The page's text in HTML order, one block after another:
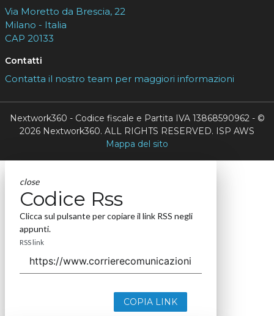
Via Moretto da Brescia, 22
Milano - Italia
CAP 20133
Contatti
Contatta il nostro team per maggiori informazioni
Nextwork360 - Codice fiscale e Partita IVA 13868590962 - ©
2026 Nextwork360. ALL RIGHTS RESERVED. ISP AWS
Mappa del sito
close
Codice Rss
Clicca sul pulsante per copiare il link RSS negli
appunti.
RSS link
COPIA LINK